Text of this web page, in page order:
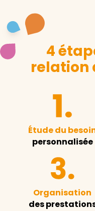
4
relation
Étude du
personnalisée
Organisation
des